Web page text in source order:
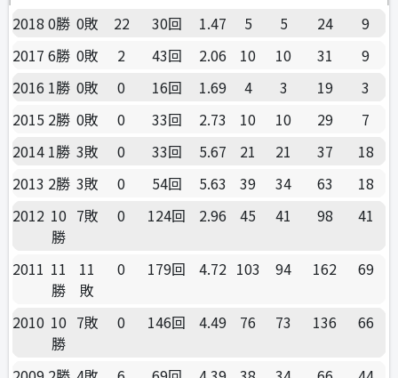
2018 0勝 0敗 22 30回 1.47 5 5 24
9
2017 6勝 0敗 2 43回 2.06 10 10 31
9
2016 1勝 0敗 0 16回 1.69 4 3 19
3
2015 2勝 0敗 0 33回 2.73 10 10 29
7
2014 1勝 3敗 0 33回 5.67 21 21 37
18
2013 2勝 3敗 0 54回 5.63 39 34 63
18
2012 10
勝
7敗 0 124回 2.96 45 41 98 41
2011 11
勝
11
敗
0 179回 4.72 103 94 162 69
2010 10
勝
7敗 0 146回 4.49 76 73 136 66